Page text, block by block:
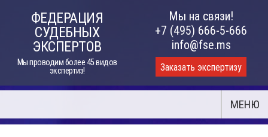
ФЕДЕРАЦИЯ
СУДЕБНЫХ
ЭКСПЕРТОВ
Мы проводим более 45 видов
экспертиз!
Мы на связи!
+7 (495) 666-5-666
info@fse.ms
Заказать экспертизу
МЕНЮ